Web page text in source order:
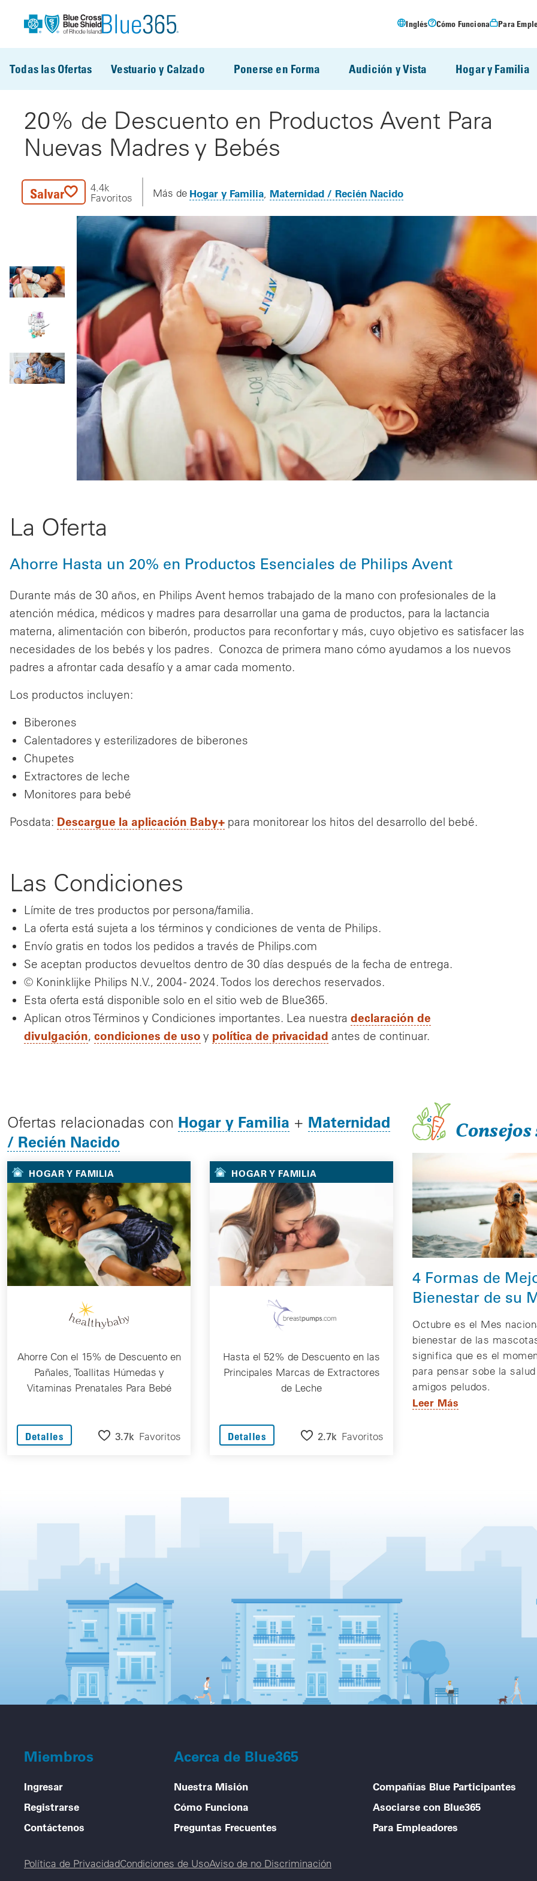
Inglés Cómo Funciona Para
Todas las Ofertas Vestuario y Calzado Ponerse en Forma Audición y Vista Hogar y Familia
20% de Descuento en Productos Avent Para
Nuevas Madres y Bebés
Salvar
4.4k
Favoritos
Más de Hogar y Familia Maternidad / Recién Nacido
La Oferta
Ahorre Hasta un 20% en Productos Esenciales de Philips Avent
Durante más de 30 años, en Philips Avent hemos trabajado de la mano con profesionales de la
atención médica, médicos y madres para desarrollar una gama de productos, para la lactancia
materna, alimentación con biberón, productos para reconfortar y más, cuyo objetivo es satisfacer las
necesidades de los bebés y los padres. Conozca de primera mano cómo ayudamos a los nuevos
padres a afrontar cada desafío y a amar cada momento.
Los productos incluyen:
Biberones
Calentadores y esterilizadores de biberones
Chupetes
Extractores de leche
Monitores para bebé
Posdata: Descargue la aplicación Baby+ para monitorear los hitos del desarrollo del bebé.
Las Condiciones
Límite de tres productos por persona/familia.
La oferta está sujeta a los términos y condiciones de venta de Philips.
Envío gratis en todos los pedidos a través de Philips.com
Se aceptan productos devueltos dentro de 30 días después de la fecha de entrega.
© Koninklijke Philips N.V., 2004 - 2024. Todos los derechos reservados.
Esta oferta está disponible solo en el sitio web de Blue365.
Aplican otros Términos y Condiciones importantes. Lea nuestra declaración de
divulgación, condiciones de uso y política de privacidad antes de continuar.
Ofertas relacionadas con Hogar y Familia + Maternidad
/ Recién Nacido
HOGAR Y FAMILIA
Ahorre Con el 15% de Descuento en
Pañales, Toallitas Húmedas y
Vitaminas Prenatales Para Bebé
Detalles 3.7k Favoritos
HOGAR Y FAMILIA
Hasta el 52% de Descuento en las
Principales Marcas de Extractores
de Leche
Detalles 2.7k Favoritos
4 Formas de
Bienestar de su
Octubre es el Mes
bienestar de las
significa que es el
para pensar sobe la
amigos peludos.
Leer Más
Miembros
Ingresar
Registrarse
Contáctenos
Acerca de Blue365
Nuestra Misión
Cómo Funciona
Preguntas Frecuentes
Compañías Blue Participantes
Asociarse con Blue365
Para Empleadores
Legal menu
Política de PrivacidadCondiciones de UsoAviso de no Discriminación